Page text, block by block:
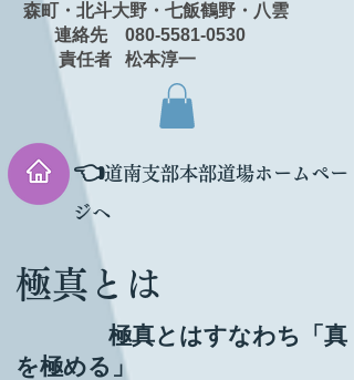
森町・北斗大野・七飯鶴野・八雲
連絡先 080-5581-0530
責任者 松本淳一
👈道南支部本部道場ホームペー
ジへ
極真とは
極真とはすなわち「真
を極める」